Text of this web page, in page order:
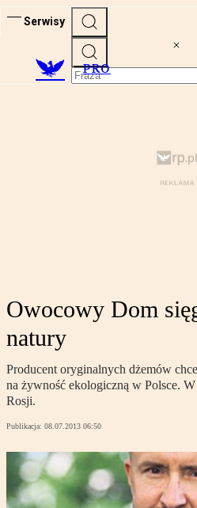
Serwisy
PRO
Owocowy Dom
natury
Producent oryginalnych dżemów
na żywność ekologiczną w Polsce.
Rosji.
Publikacja: 08.07.2013 06:50